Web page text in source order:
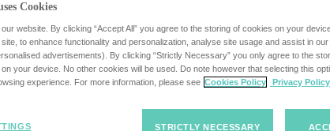
Sort
Sortieren von Jobs
Cookies
website. By clicking “Accept All” you agree to the storing of cookies on your
to enhance functionality and personalization, analyse site usage and assist in
advertisements). By clicking “Strictly Necessary” you only agree to the
your device. No other cookies will be used. Do note however that selecting this
experience. For more information, please see Cookies Policy Privacy Policy
STRICTLY NECESSARY